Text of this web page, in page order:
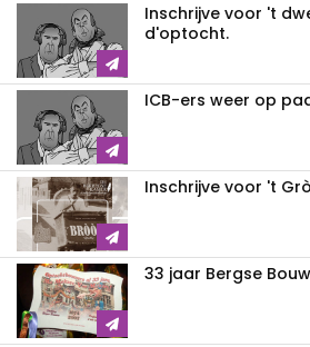
Inschrijve voor 't
d'optocht.
ICB-ers weer op
Inschrijve voor 't
33 jaar Bergse